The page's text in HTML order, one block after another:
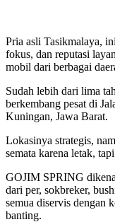
Pria asli Tasikmalaya,
fokus, dan reputasi
mobil dari berbagai
Sudah lebih dari lima
berkembang pesat di
Kuningan, Jawa Barat.
Lokasinya strategis,
semata karena letak,
GOJIM SPRING
dari per, sokbreker,
semua diservis dengan
banting.